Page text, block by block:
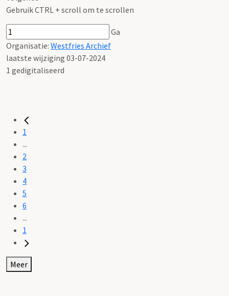
Gebruik CTRL + scroll om te scrollen
Ga
Organisatie: Westfries Archief
laatste wijziging 03-07-2024
1 gedigitaliseerd
1
...
2
3
4
5
6
...
1
Meer